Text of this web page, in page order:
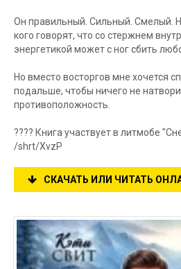
Он правильный. Сильный. Смелый.
кого говорят, что со стержнем
энергетикой может с ног сбить
Но вместо восторгов мне хочется
подальше, чтобы ничего не
противоположность.
???? Книга участвует в литмобе
/shrt/XvzP
СКАЧАТЬ ИЛИ ЧИТАТЬ